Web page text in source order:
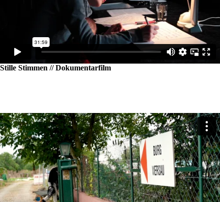
Stille Stimmen // Dokumentarfilm